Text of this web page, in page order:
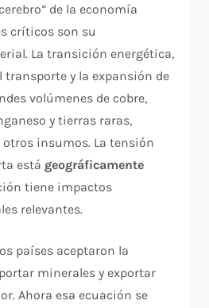
de la economía
críticos son su
La transición energética,
y la expansión de
volúmenes de cobre,
y tierras raras,
insumos. La tensión
está geográficamente
tiene impactos
relevantes.
países aceptaron la
minerales y exportar
Ahora esa ecuación se